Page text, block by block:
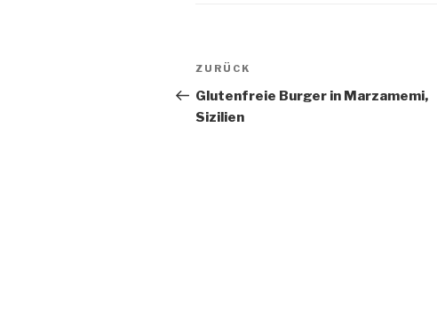
Beitragsnavigation
Vorheriger
Beitrag
ZURÜCK
Glutenfreie Burger in Marzamemi,
Sizilien